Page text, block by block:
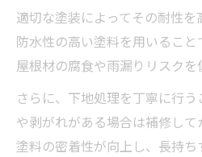
適切な塗装によってその耐性を
防水性の高い塗料を用いること
屋根材の腐食や雨漏りリスクを
さらに、下地処理を丁寧に行
や剥がれがある場合は補修して
塗料の密着性が向上し、長持